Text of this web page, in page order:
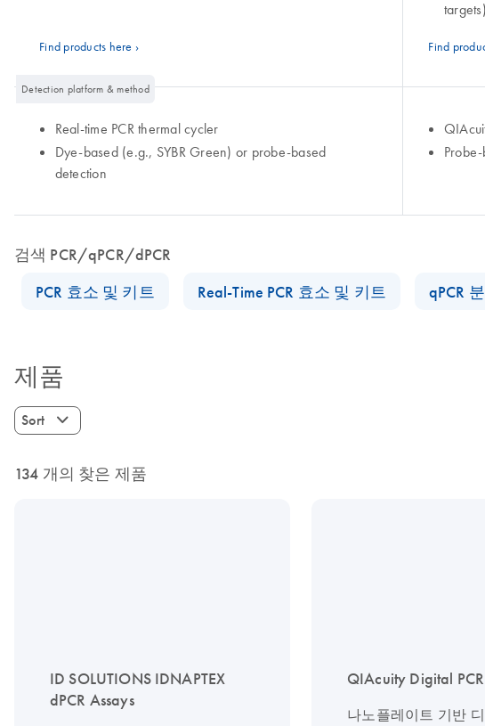
Find products here ›
targets)
Find
Detection platform & method
Real-time PCR thermal cycler
Dye-based (e.g., SYBR Green) or probe-based
detection
검색 PCR/qPCR/dPCR
PCR 효소 및 키트
Real-Time PCR 효소 및 키트 qPCR
제품
Sort
134 개의 찾은 제품
ID SOLUTIONS IDNAPTEX
dPCR Assays
QIAcuity Digital PCR
나노플레이트 기반 디